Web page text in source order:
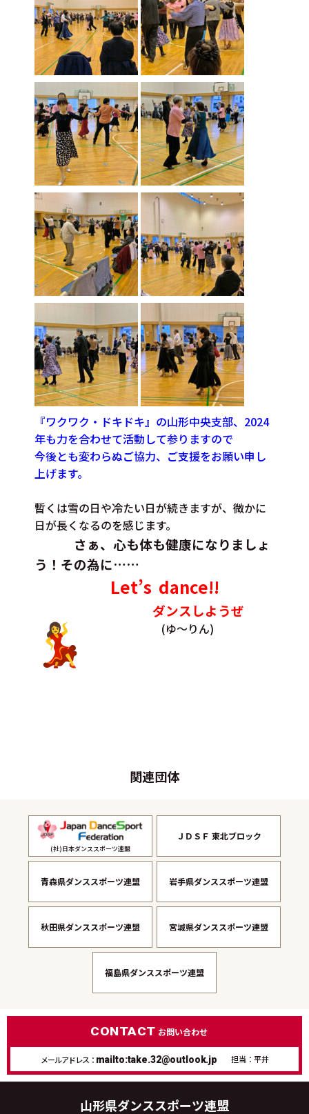
『ワクワク・ドキドキ』の山形中央支部、2024
年も力を合わせて活動して参りますので
今後とも変わらぬご協力、ご支援をお願い申し
上げます。
暫くは雪の日や冷たい日が続きますが、微かに
日が長くなるのを感じます。
さぁ、心も体も健康になりましょ
う！その為に……
Let’s dance!!
ダンスしようぜ
(ゆ〜りん)
関連団体
(社)日本ダンススポーツ連盟
ＪＤＳＦ 東北ブロック
青森県ダンススポーツ連盟 岩手県ダンススポーツ連盟
秋田県ダンススポーツ連盟 宮城県ダンススポーツ連盟
福島県ダンススポーツ連盟
CONTACT お問い合わせ
メールアドレス： mailto:take.32@outlook.jp 担当：平井
山形県ダンススポーツ連盟